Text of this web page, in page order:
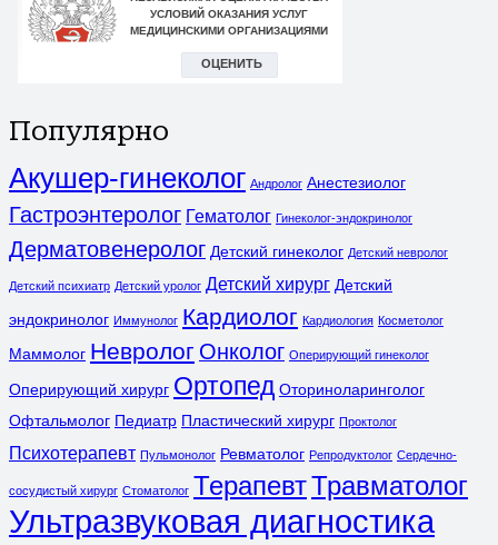
Популярно
Акушер-гинеколог Андролог Анестезиолог
Гастроэнтеролог Гематолог Гинеколог-эндокринолог
Дерматовенеролог Детский гинеколог Детский невролог
Детский психиатр Детский уролог Детский хирург Детский
эндокринолог Иммунолог Кардиолог Кардиология Косметолог
Маммолог Невролог Онколог Оперирующий гинеколог
Оперирующий хирург Ортопед Оториноларинголог
Офтальмолог Педиатр Пластический хирург Проктолог
Психотерапевт Пульмонолог Ревматолог Репродуктолог Сердечно-
сосудистый хирург Стоматолог ТерапевтТравматолог
Ультразвуковая диагностика